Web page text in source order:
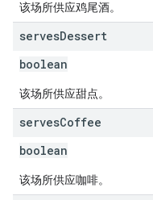
该场所供应鸡尾酒。
servesDessert
boolean
该场所供应甜点。
servesCoffee
boolean
该场所供应咖啡。